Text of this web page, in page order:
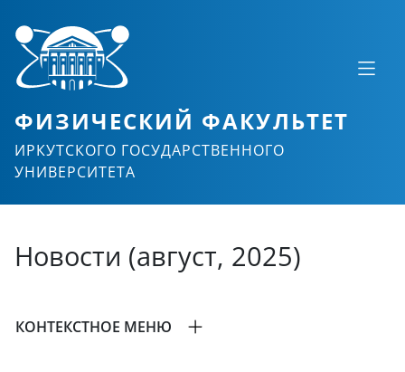
ФИЗИЧЕСКИЙ ФАКУЛЬТЕТ
ИРКУТСКОГО ГОСУДАРСТВЕННОГО
УНИВЕРСИТЕТА
Новости (август, 2025)
КОНТЕКСТНОЕ МЕНЮ